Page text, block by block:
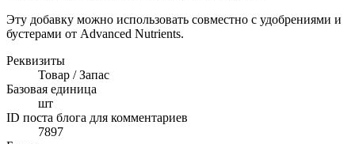
Эту добавку можно использовать совместно с удобрениями и
бустерами от Advanced Nutrients.
Реквизиты
Товар / Запас
Базовая единица
шт
ID поста блога для комментариев
7897